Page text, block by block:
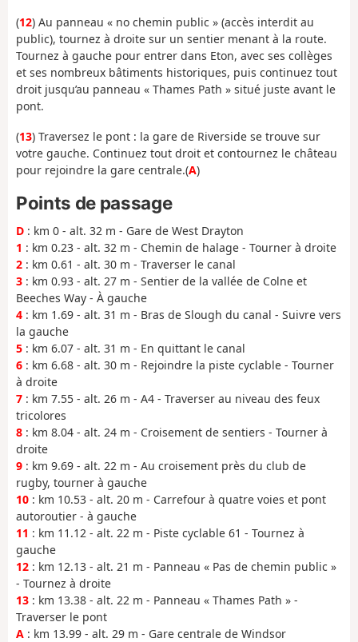
(12) Au panneau « no chemin public » (accès interdit au
public), tournez à droite sur un sentier menant à la route.
Tournez à gauche pour entrer dans Eton, avec ses collèges
et ses nombreux bâtiments historiques, puis continuez tout
droit jusqu’au panneau « Thames Path » situé juste avant le
pont.
(13) Traversez le pont : la gare de Riverside se trouve sur
votre gauche. Continuez tout droit et contournez le château
pour rejoindre la gare centrale.(A)
Points de passage
D : km 0 - alt. 32 m - Gare de West Drayton
1 : km 0.23 - alt. 32 m - Chemin de halage - Tourner à droite
2 : km 0.61 - alt. 30 m - Traverser le canal
3 : km 0.93 - alt. 27 m - Sentier de la vallée de Colne et
Beeches Way - À gauche
4 : km 1.69 - alt. 31 m - Bras de Slough du canal - Suivre vers
la gauche
5 : km 6.07 - alt. 31 m - En quittant le canal
6 : km 6.68 - alt. 30 m - Rejoindre la piste cyclable - Tourner
à droite
7 : km 7.55 - alt. 26 m - A4 - Traverser au niveau des feux
tricolores
8 : km 8.04 - alt. 24 m - Croisement de sentiers - Tourner à
droite
9 : km 9.69 - alt. 22 m - Au croisement près du club de
rugby, tourner à gauche
10 : km 10.53 - alt. 20 m - Carrefour à quatre voies et pont
autoroutier - à gauche
11 : km 11.12 - alt. 22 m - Piste cyclable 61 - Tournez à
gauche
12 : km 12.13 - alt. 21 m - Panneau « Pas de chemin public »
- Tournez à droite
13 : km 13.38 - alt. 22 m - Panneau « Thames Path » -
Traverser le pont
A : km 13.99 - alt. 29 m - Gare centrale de Windsor